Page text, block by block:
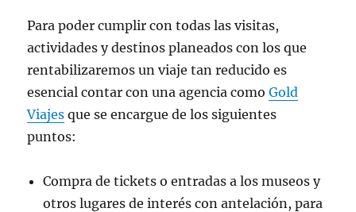
Para poder cumplir con todas las visitas,
actividades y destinos planeados con los que
rentabilizaremos un viaje tan reducido es
esencial contar con una agencia comoGold
Viajes que se encargue de los siguientes
puntos:
Compra de tickets o entradas a los museos y
otros lugares de interés con antelación, para